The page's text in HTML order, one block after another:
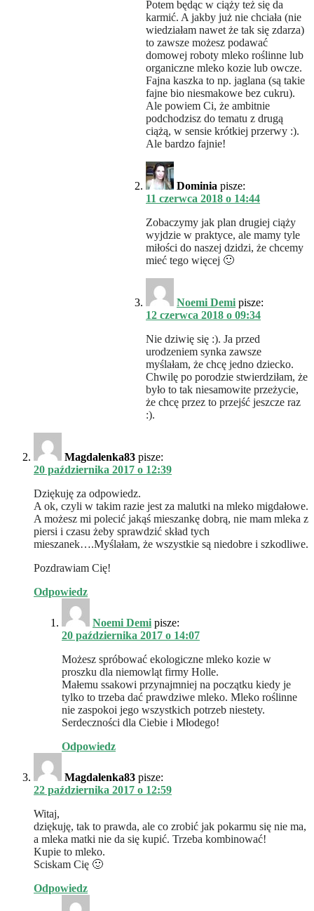
Potem będąc w ciąży też się da
karmić. A jakby już nie chciała (nie
wiedziałam nawet że tak się zdarza)
to zawsze możesz podawać
domowej roboty mleko roślinne lub
organiczne mleko kozie lub owcze.
Fajna kaszka to np. jaglana (są takie
fajne bio niesmakowe bez cukru).
Ale powiem Ci, że ambitnie
podchodzisz do tematu z drugą
ciążą, w sensie krótkiej przerwy :).
Ale bardzo fajnie!
Dominia pisze:
11 czerwca 2018 o 14:44
Zobaczymy jak plan drugiej ciąży
wyjdzie w praktyce, ale mamy tyle
miłości do naszej dzidzi, że chcemy
mieć tego więcej 🙂
Noemi Demi pisze:
12 czerwca 2018 o 09:34
Nie dziwię się :). Ja przed
urodzeniem synka zawsze
myślałam, że chcę jedno dziecko.
Chwilę po porodzie stwierdziłam, że
było to tak niesamowite przeżycie,
że chcę przez to przejść jeszcze raz
:).
Magdalenka83 pisze:
20 października 2017 o 12:39
Dziękuję za odpowiedz.
A ok, czyli w takim razie jest za malutki na mleko migdałowe.
A możesz mi polecić jakąś mieszankę dobrą, nie mam mleka z
piersi i czasu żeby sprawdzić skład tych
mieszanek….Myślałam, że wszystkie są niedobre i szkodliwe.
Pozdrawiam Cię!
Odpowiedz
Noemi Demi pisze:
20 października 2017 o 14:07
Możesz spróbować ekologiczne mleko kozie w
proszku dla niemowląt firmy Holle.
Małemu ssakowi przynajmniej na początku kiedy je
tylko to trzeba dać prawdziwe mleko. Mleko roślinne
nie zaspokoi jego wszystkich potrzeb niestety.
Serdeczności dla Ciebie i Młodego!
Odpowiedz
Magdalenka83 pisze:
22 października 2017 o 12:59
Witaj,
dziękuję, tak to prawda, ale co zrobić jak pokarmu się nie ma,
a mleka matki nie da się kupić. Trzeba kombinować!
Kupie to mleko.
Sciskam Cię 🙂
Odpowiedz